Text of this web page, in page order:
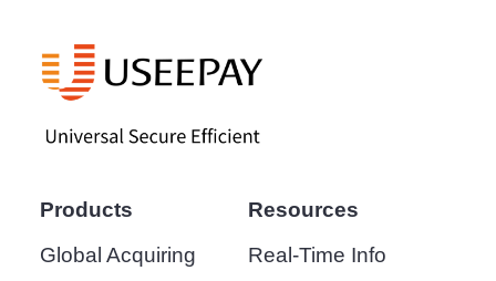
Products
Global Acquiring
Resources
Real-Time Info